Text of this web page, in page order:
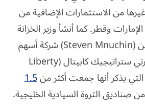
من الاستثمارات الإضافية من
وقطر. كما أنشأ وزير الخزانة
السابق ستيفن منوشين (Steven Mnuchin) شركة أسهم
خاصة، أطلق عليها ليبرتي ستراتيجيك كابيتال (Liberty
1.5
صناديق الثروة السيادية الخليجية.